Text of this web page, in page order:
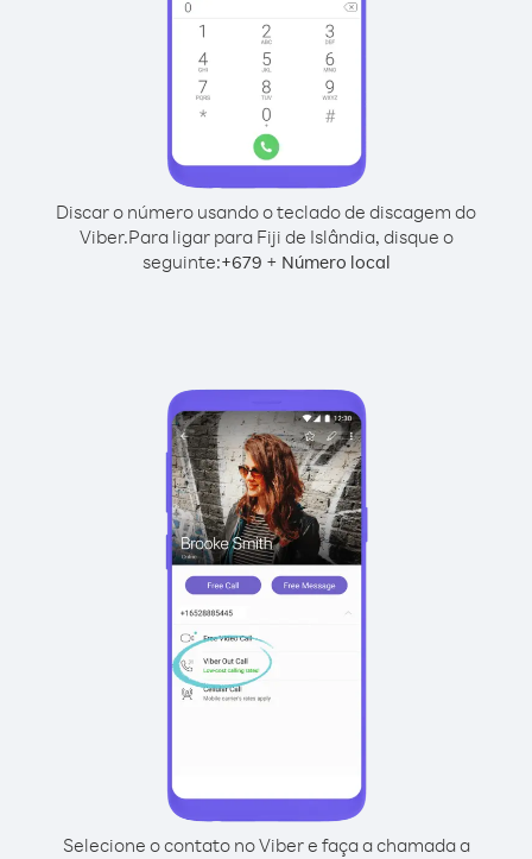
Discar o número usando o teclado de discagem do
Viber.Para ligar para Fiji de Islândia, disque o
seguinte:+679 + Número local
Selecione o contato no Viber e faça a chamada a